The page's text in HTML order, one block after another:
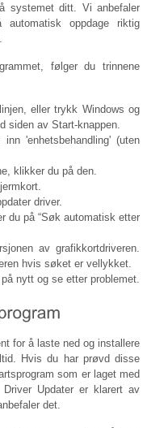
systemet ditt. Vi anbefaler
oppdage riktig
følger du trinnene
eller trykk Windows og
siden av Start-knappen.
'enhetsbehandling' (uten
klikker du på den.
driver.
du på “Søk automatisk etter
av grafikkortdriveren.
hvis søket er vellykket.
nytt og se etter problemet.
for å laste ned og installere
Hvis du har prøvd disse
som er laget med
Updater er klarert av
det.